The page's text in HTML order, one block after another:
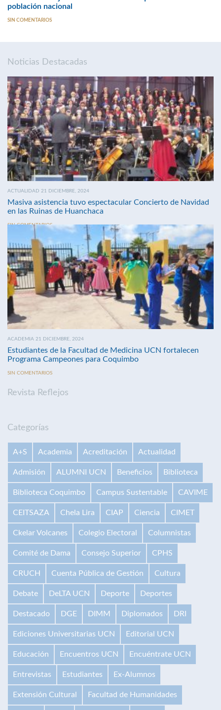
población nacional
SIN COMENTARIOS
Noticias Destacadas
ACTUALIDAD 21 DICIEMBRE, 2024
Masiva asistencia tuvo espectacular Concierto de Navidad
en las Ruinas de Huanchaca
SIN COMENTARIOS
ACADEMIA 21 DICIEMBRE, 2024
Estudiantes de la Facultad de Medicina UCN fortalecen
Programa Campeones para Coquimbo
SIN COMENTARIOS
Revista Reflejos
Categorías
A+S Academia Acreditación Actualidad
Admisión ALUMNI UCN Beneficios Biblioteca
Biblioteca Coquimbo Campus Sustentable CAVIME
CEITSAZA Chela Lira CIAP Ciencia CIMET
Ckelar Volcanes Colegio Electoral Columnistas
Comité de Dama Consejo Superior CPHS
CRUCH Cuenta Pública de Gestión Cultura
Debate DeLTA UCN Deporte Deportes
Destacado DGE DIMM Diplomados DRI
Ediciones Universitarias UCN Editorial UCN
Educación Encuentros UCN Encuéntrate UCN
Entrevistas Estudiantes Ex-Alumnos
Extensión Cultural Facultad de Humanidades